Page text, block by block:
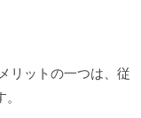
リットの一つは、従